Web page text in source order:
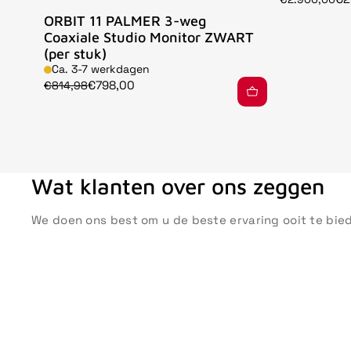
ORBIT 11 PALMER 3-weg
Coaxiale Studio Monitor ZWART
(per stuk)
Ca. 3-7 werkdagen
€814,98€798,00
Wat klanten over ons zeggen
We doen ons best om u de beste ervaring ooit te